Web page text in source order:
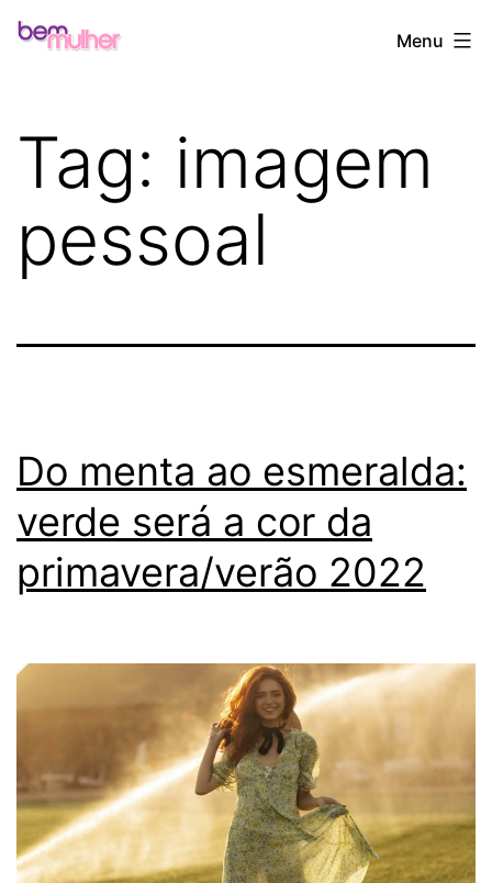
Pular
conteúdo
Bem
Menu
Tag: imagem
pessoal
Do menta ao esmeralda:
verde será a cor da
primavera/verão 2022